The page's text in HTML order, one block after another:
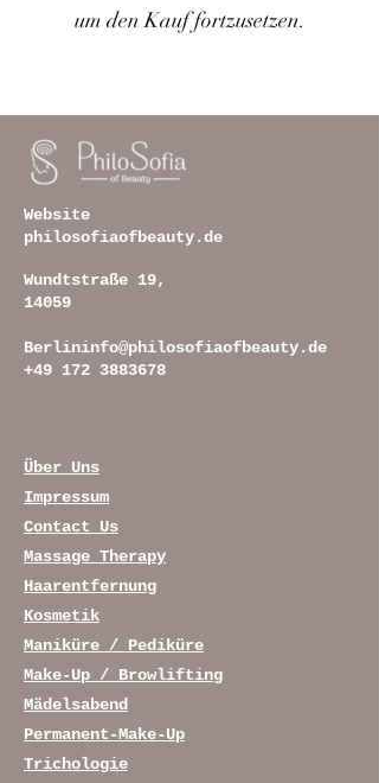
um den Kauf fortzusetzen.
Website
philosofiaofbeauty.de
Wundtstraße 19,
14059
Berlininfo@philosofiaofbeauty.de
+49 172 3883678
Über Uns
Impressum
Contact Us
Massage Therapy
Haarentfernung
Kosmetik
Maniküre / Pediküre
Make-Up / Browlifting
Mädelsabend
Permanent-Make-Up
Trichologie